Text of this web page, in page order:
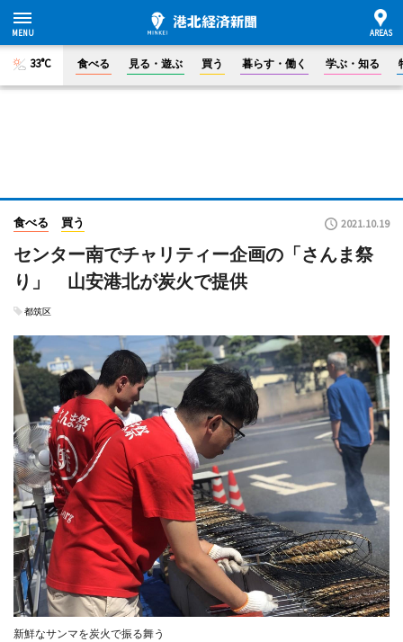
33°C 食べる 見る・遊ぶ 買う 暮らす・働く 学ぶ・知る
食べる 買う 2021.10.19
センター南でチャリティー企画の「さんま祭
り」 山安港北が炭火で提供
都筑区
新鮮なサンマを炭火で振る舞う